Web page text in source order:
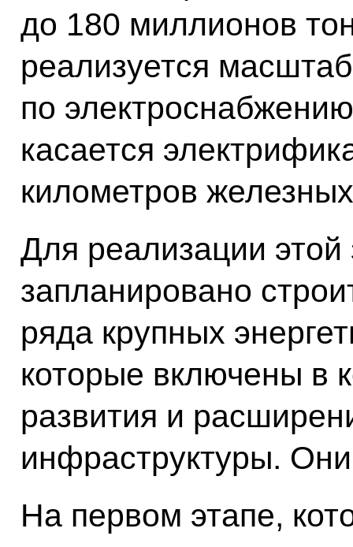
до 180 миллионов
реализуется
по
касается
километров
Для реализации
запланировано
ряда крупных
которые включены в
развития и
инфраструктуры.
На первом этапе,